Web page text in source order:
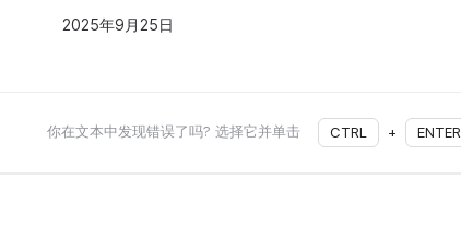
2025年9月25日
你在文本中发现错误了吗? 选择它并单击 CTRL + ENTER